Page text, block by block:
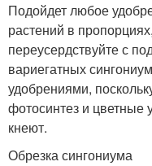
Подойдет любое
растений в
переусердствуйте с
вариегатных
удобрениями,
фотосинтез и цветные
кнеют.
Обрезка сингониума